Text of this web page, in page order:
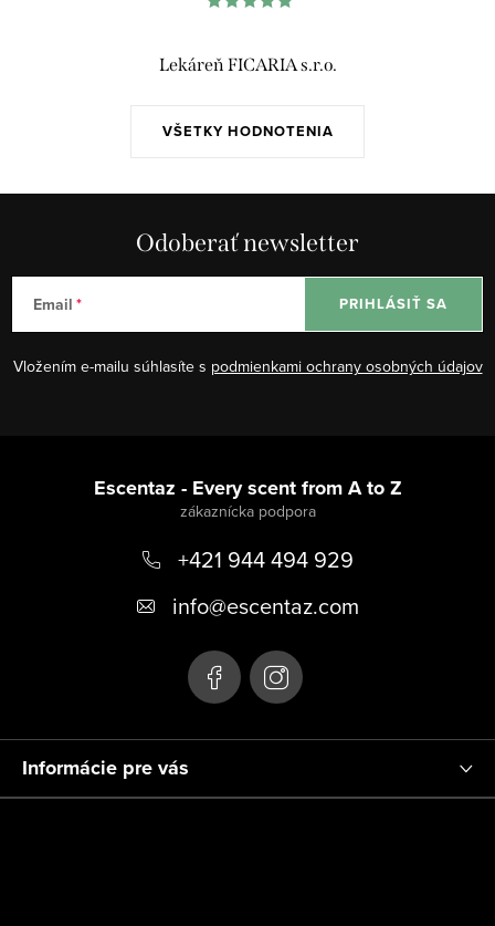
VŠETKY HODNOTENIA
Lekáreň FICARIA s.r.o.
Odoberať newsletter
Email
Vložením e-mailu súhlasíte s podmienkami ochrany osobných údajov
PRIHLÁSIŤ SA
Escentaz - Every scent from A to Z
+421 944 494 929
info@escentaz.com
Informácie pre vás